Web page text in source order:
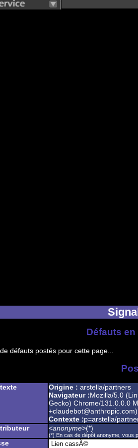
Défauts
défauts postés pour cette page...
Origine : arstella/partners
Navigateur :Mozilla/5.0
Gecko) Chrome/131.0.0.0
+claudebot@anthropic.com)
Contexte :p=arstella/
<anonyme>(*)
(*) En cas de dépôt anonyme, vous